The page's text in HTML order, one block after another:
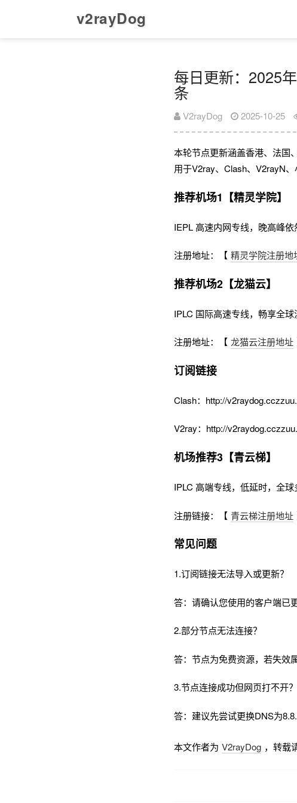
v2rayDog
每日更新：2025
条
V2rayDog 2025-10-25
本轮节点更新涵盖香港、法国
用于V2ray、Clash、V2rayN
推荐机场1【精灵学院】
IEPL 高速内网专线，晚高峰
注册地址：【 精灵学院注册地
推荐机场2【龙猫云】
IPLC 国际高速专线，畅享全
注册地址：【 龙猫云注册地址
订阅链接
Clash：http://
V2ray：http://
机场推荐3【青云梯】
IPLC 高端专线，低延时，全
注册链接：【 青云梯注册地址
常见问题
1.订阅链接无法导入或更新？
答：请确认您使用的客户端已
2.部分节点无法连接？
答：节点为免费资源，若失效
3.节点连接成功但网页打不开？
答：建议先尝试更换DNS为
本文作者为 V2rayDog ，转载